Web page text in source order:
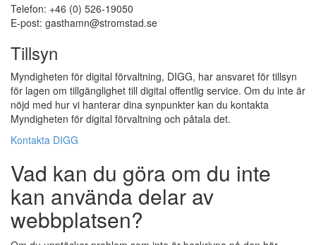
Telefon: +46 (0) 526-19050
E-post: gasthamn@stromstad.se
Tillsyn
Myndigheten för digital förvaltning, DIGG, har ansvaret för tillsyn
för lagen om tillgänglighet till digital offentlig service. Om du inte är
nöjd med hur vi hanterar dina synpunkter kan du kontakta
Myndigheten för digital förvaltning och påtala det.
Kontakta DIGG
Vad kan du göra om du inte
kan använda delar av
webbplatsen?